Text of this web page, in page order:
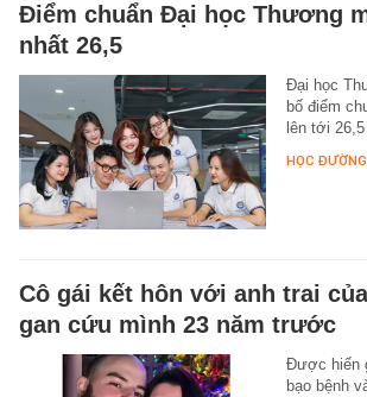
Điểm chuẩn Đại học Thương
nhất 26,5
Đại học
bố điểm
lên tới
HỌC ĐƯỜNG
Cô gái kết hôn với anh trai
gan cứu mình 23 năm trước
Được hiến
bạo bệnh